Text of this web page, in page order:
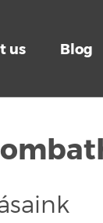
us Blog